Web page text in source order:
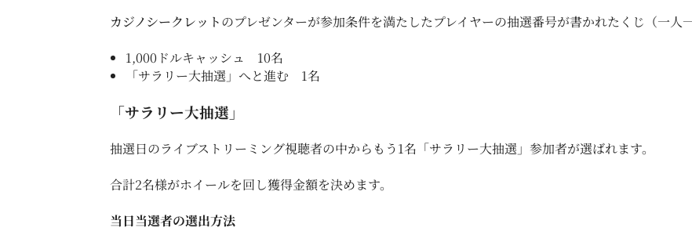
カジノシークレットのプレゼンターが参加条件を満たしたプレイヤーの抽選番号が書かれたくじ（一人
1,000ドルキャッシュ 10名
「サラリー大抽選」へと進む 1名
「サラリー大抽選」
抽選日のライブストリーミング視聴者の中からもう1名「サラリー大抽選」参加者が選ばれます。
合計2名様がホイールを回し獲得金額を決めます。
当日当選者の選出方法